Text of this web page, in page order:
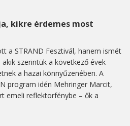
kikre érdemes most
a STRAND Fesztivál, hanem ismét
szerintük a következő évek
a hazai könnyűzenében. A
program idén Mehringer Marcit,
emeli reflektorfénybe – ők a